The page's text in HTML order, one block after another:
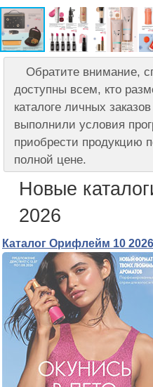
Обратите внимание,
доступны всем, кто
каталоге личных
выполнили условия
приобрести продукцию
полной цене.
Новые
2026
Каталог Орифлейм 10 2026